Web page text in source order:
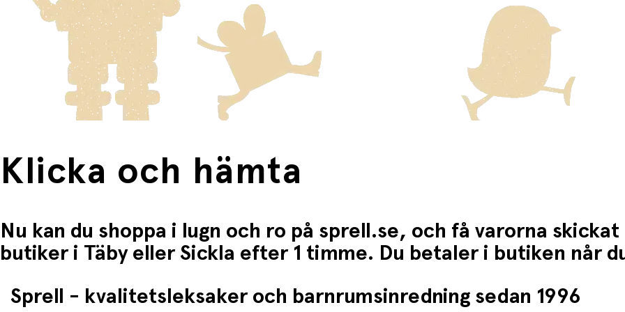
Fri frakt när du handlar för mer än 1500:-
Klicka och hämta
Nu kan du shoppa i lugn och ro på sprell.se, och få varorna
butiker i Täby eller Sickla efter 1 timme. Du betaler i butiken når
Sprell - kvalitetsleksaker och barnrumsinredning sedan 1996